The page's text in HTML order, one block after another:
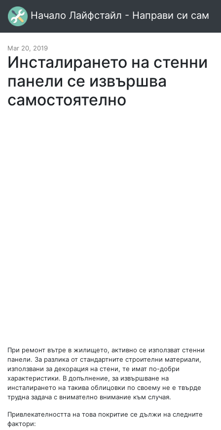
Начало Лайфстайл - Направи си сам
Mar 20, 2019
Инсталирането на стенни
панели се извършва
самостоятелно
При ремонт вътре в жилището, активно се използват стенни
панели. За разлика от стандартните строителни материали,
използвани за декорация на стени, те имат по-добри
характеристики. В допълнение, за извършване на
инсталирането на такива облицовки по своему не е твърде
трудна задача с внимателно внимание към случая.
Привлекателността на това покритие се дължи на следните
фактори: